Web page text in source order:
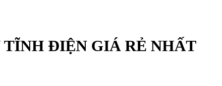
TĨNH ĐIỆN GIÁ RẺ NHẤT